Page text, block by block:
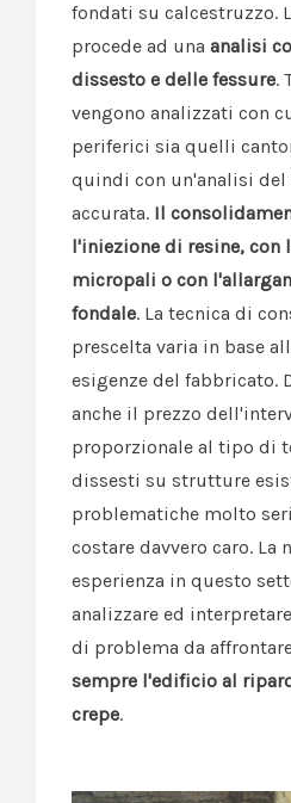
fondati su calcestruzzo.
procede ad una analisi
dissesto e delle fessure.
vengono analizzati con
periferici sia quelli
quindi con un'analisi
accurata. Il
l'iniezione di resine, con
micropali o con
fondale. La tecnica di
prescelta varia in base
esigenze del fabbricato.
anche il prezzo
proporzionale al tipo di
dissesti su strutture
problematiche molto
costare davvero caro. La
esperienza in questo
analizzare ed
di problema da
sempre l'edificio al
crepe.